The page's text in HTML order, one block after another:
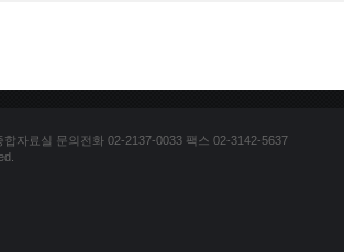
자료실 문의전화 02-2137-0033 팩스 02-3142-5637